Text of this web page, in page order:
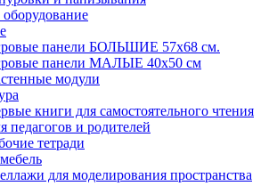
панели БОЛЬШИЕ 57х68 см.
панели МАЛЫЕ 40х50 см
модули
книги для самостоятельного чтения
педагогов и родителей
тетради
для моделирования пространства